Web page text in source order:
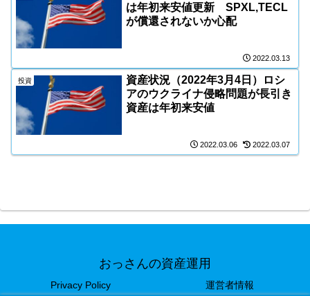
は年初来安値更新 SPXL,TECL
が償還されないか心配
2022.03.13
投資
資産状況（2022年3月4日）ロシ
アのウクライナ侵略問題が長引き
資産は年初来安値
2022.03.06 2022.03.07
おっさんの資産運用
Privacy Policy 運営者情報